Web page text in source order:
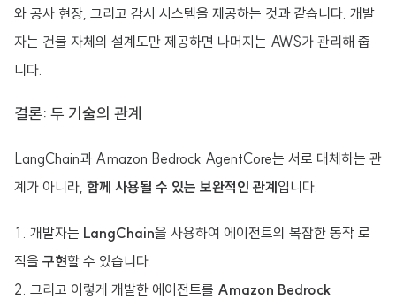
와 공사 현장, 그리고 감시 시스템을 제공하는 것과 같습니다. 개발
자는 건물 자체의 설계도만 제공하면 나머지는 AWS가 관리해 줍
니다.
결론: 두 기술의 관계
LangChain과 Amazon Bedrock AgentCore는 서로 대체하는 관
계가 아니라, 함께 사용될 수 있는 보완적인 관계 입니다.
개발자는 LangChain을 사용하여 에이전트의 복잡한 동작 로
직을 구현할 수 있습니다.
그리고 이렇게 개발한 에이전트를 Amazon Bedrock